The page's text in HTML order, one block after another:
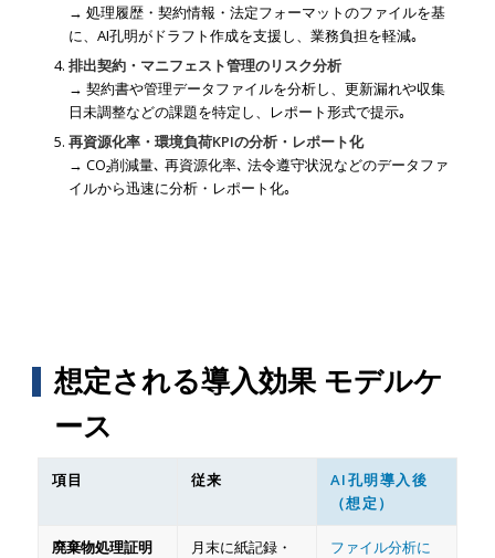
→ 処理履歴・契約情報・法定フォーマットのファイルを基
に、AI孔明がドラフト作成を支援し、業務負担を軽減｡
排出契約・マニフェスト管理のリスク分析
→ 契約書や管理データファイルを分析し、更新漏れや収集
日未調整などの課題を特定し、レポート形式で提示｡
再資源化率・環境負荷KPIの分析・レポート化
→ CO₂削減量､ 再資源化率､ 法令遵守状況などのデータファ
イルから迅速に分析・レポート化｡
想定される導入効果 モデルケ
ース
項目 従来
AI孔明導入後
（想定）
廃棄物処理証明
月末に紙記録・
ファイル分析に